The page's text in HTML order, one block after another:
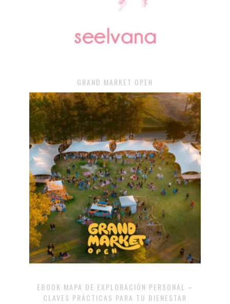
GRAND MARKET OPEN
EBOOK MAPA DE EXPLORACIÓN PERSONAL –
CLAVES PRÁCTICAS PARA TU BIENESTAR